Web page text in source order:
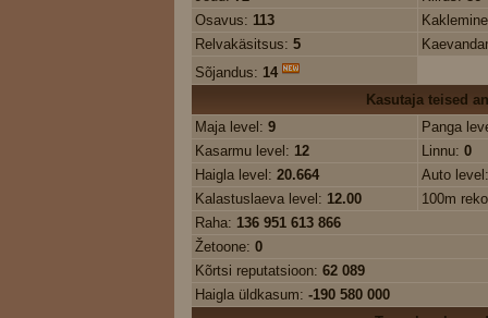
Osavus: 113
Relvakäsitsus: 5
Sõjandus: 14
Kasutaja teised
Maja level: 9
Panga
Kasarmu level: 12 Linnu: 0
Haigla level: 20.664
Auto
Kalastuslaeva level: 12.00
100m
Raha: 136 951 613 866
Žetoone: 0
Kõrtsi reputatsioon: 62 089
Haigla üldkasum: -190 580 000